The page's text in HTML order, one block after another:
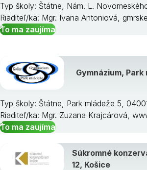
Typ školy: Štátne, Nám. L.
Riaditeľ/ka: Mgr. Ivana Antoniová,
To ma zaujíma
Gymnázium,
Typ školy: Štátne, Park mládeže 5,
Riaditeľ/ka: Mgr. Zuzana Krajcárová,
To ma zaujíma
Súkromné
12, Košice